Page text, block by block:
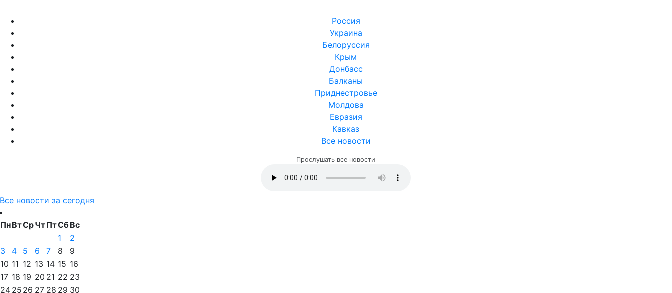
Россия
Украина
Белоруссия
Крым
Донбасс
Балканы
Приднестровье
Молдова
Евразия
Кавказ
Все новости
Прослушать все новости
Все новости за сегодня
ПнВтСрЧтПтСбВс
1
2
3
4 5 6 7 8
9
10 11 12 13 14 15 16
17 18 19 20 21 22 23
24 25 26 27 28 29 30